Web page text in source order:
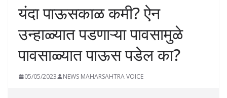
यंदा पाऊसकाळ कमी? ऐन
उन्हाळ्यात पडणाऱ्या पावसामुळे
पावसाळ्यात पाऊस पडेल का?
05/05/2023 NEWS MAHARSAHTRA VOICE